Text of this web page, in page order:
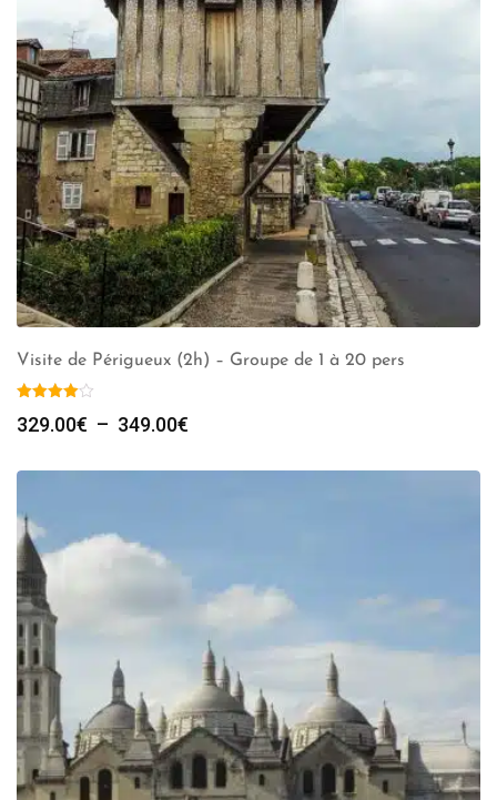
Visite de Périgueux (2h) – Groupe de 1 à 20 pers
329.00€ – 349.00€
prix :